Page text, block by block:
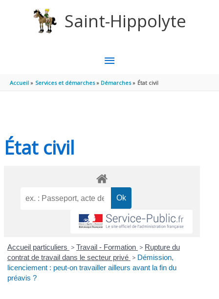
Saint-Hippolyte
MENU
PRINCIPAL
Accueil Services et démarches Démarches État civil
État civil
Accueil particuliers > Travail - Formation > Rupture du
contrat de travail dans le secteur privé > Démission,
licenciement : peut-on travailler ailleurs avant la fin du
préavis ?